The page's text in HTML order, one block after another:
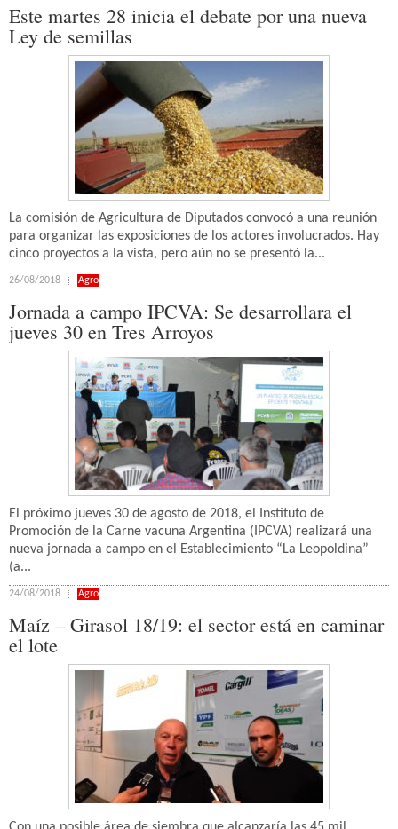
Este martes 28 inicia el debate por una nueva
Ley de semillas
La comisión de Agricultura de Diputados convocó a una reunión
para organizar las exposiciones de los actores involucrados. Hay
cinco proyectos a la vista, pero aún no se presentó la...
26/08/2018 Agro
Jornada a campo IPCVA: Se desarrollara el
jueves 30 en Tres Arroyos
El próximo jueves 30 de agosto de 2018, el Instituto de
Promoción de la Carne vacuna Argentina (IPCVA) realizará una
nueva jornada a campo en el Establecimiento “La Leopoldina”
(a...
24/08/2018 Agro
Maíz – Girasol 18/19: el sector está en caminar
el lote